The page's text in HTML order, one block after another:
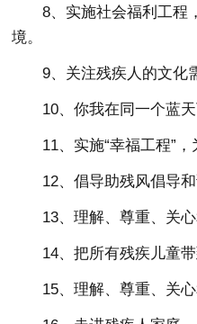
8、实施社会福利工程
境。
9、关注残疾人的文化
10、你我在同一个蓝天
11、实施“幸福工程”，
12、倡导助残风倡导和
13、理解、尊重、关心
14、把所有残疾儿童带
15、理解、尊重、关心